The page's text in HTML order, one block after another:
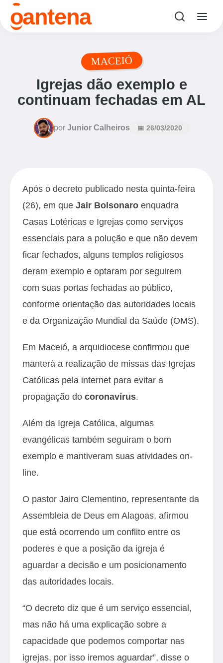
oantena
MACEIÓ
Igrejas dão exemplo e
continuam fechadas em AL
por Junior Calheiros 📅 26/03/2020
Após o decreto publicado nesta quinta-feira
(26), em que Jair Bolsonaro enquadra
Casas Lotéricas e Igrejas como serviços
essenciais para a polução e que não devem
ficar fechados, alguns templos religiosos
deram exemplo e optaram por seguirem
com suas portas fechadas ao público,
conforme orientação das autoridades locais
e da Organização Mundial da Saúde (OMS).
Em Maceió, a arquidiocese confirmou que
manterá a realização de missas das Igrejas
Católicas pela internet para evitar a
propagação do coronavírus.
Além da Igreja Católica, algumas
evangélicas também seguiram o bom
exemplo e mantiveram suas atividades on-
line.
O pastor Jairo Clementino, representante da
Assembleia de Deus em Alagoas, afirmou
que está ocorrendo um conflito entre os
poderes e que a posição da igreja é
aguardar a decisão e um posicionamento
das autoridades locais.
“O decreto diz que é um serviço essencial,
mas não há uma explicação sobre a
capacidade que podemos comportar nas
igrejas, por isso iremos aguardar”, disse o